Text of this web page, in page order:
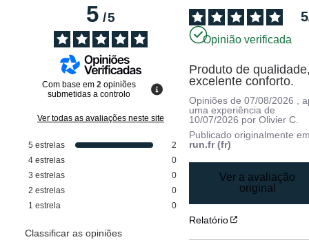
5/5
Com base em 2 opiniões
submetidas a controlo
Ver todas as avaliações neste site
5 estrelas
2
4 estrelas
0
3 estrelas
0
2 estrelas
0
1 estrela 0
Classificar as opiniões
5
Opinião verificada
Produto de
excelente conforto.
Opiniões de07/08/2026
,
uma experiência de
10/07/2026 porOlivier C.
Publicado originalmente
run.fr (fr)
Ver a avaliação
original
Relatório